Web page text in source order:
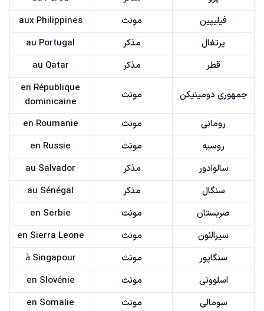
فیلیپین
مونث
aux Philippines
پرتغال
مذکر
au Portugal
قطر
مذکر au Qatar
جمهوری دومینیکن مونث
en République
dominicaine
رومانی
مونث
en Roumanie
روسیه
مونث
en Russie
سالوادور
مذکر
au Salvador
سنگال
مذکر
au Sénégal
صربستان
مونث
en Serbie
سیرالئون
مونث
en Sierra Leone
سنگاپور
مونث
à Singapour
اسلوونی
مونث
en Slovénie
سومالی
مونث
en Somalie